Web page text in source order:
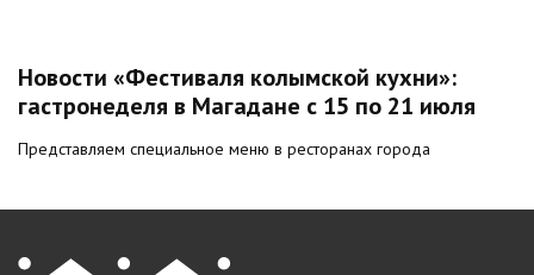
Новости «Фестиваля колымской кухни»:
гастронеделя в Магадане с 15 по 21 июля
Представляем специальное меню в ресторанах города